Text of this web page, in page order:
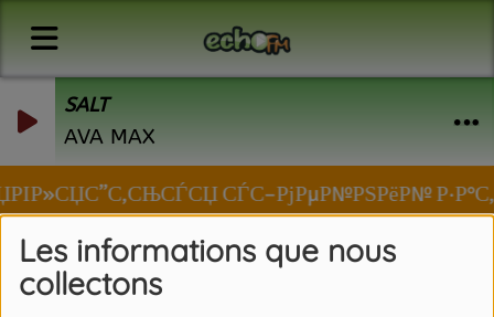
Les informations que nous
collectons
SALT
AVA MAX
СЃС–РјРµР№РЅРёР№